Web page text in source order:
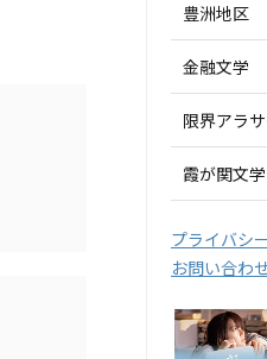
豊洲地区
金融文学
限界アラ
霞が関文学
プライバシ
お問い合わ